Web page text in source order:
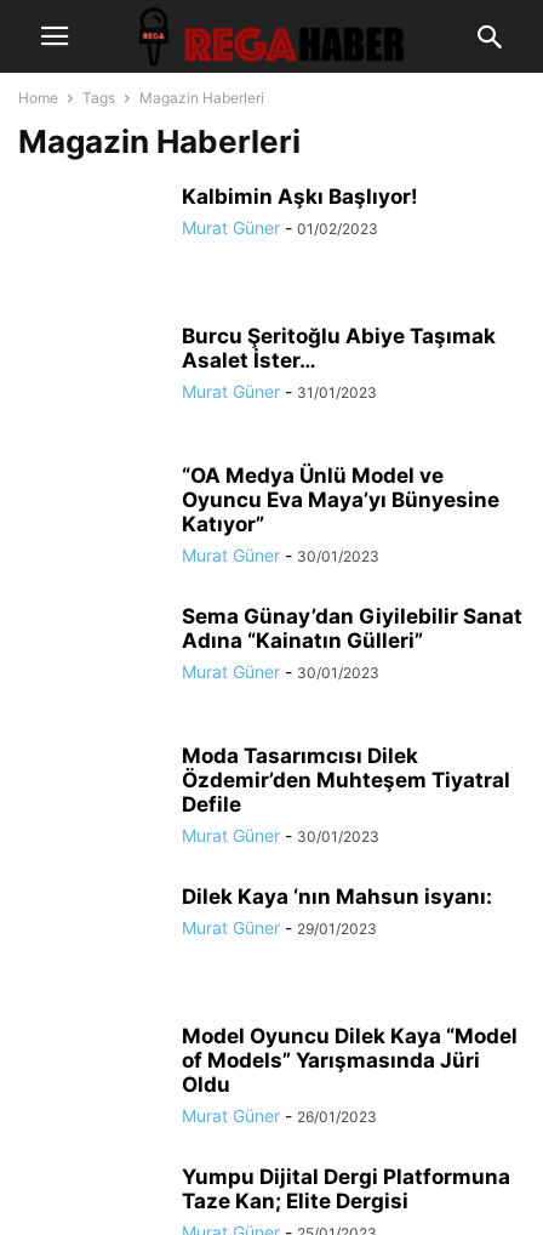
Home Tags Magazin Haberleri
Magazin Haberleri
Kalbimin Aşkı Başlıyor!
Murat Güner - 01/02/2023
Burcu Şeritoğlu Abiye Taşımak
Asalet İster…
Murat Güner - 31/01/2023
“OA Medya Ünlü Model ve
Oyuncu Eva Maya’yı Bünyesine
Katıyor”
Murat Güner - 30/01/2023
Sema Günay’dan Giyilebilir Sanat
Adına “Kainatın Gülleri”
Murat Güner - 30/01/2023
Moda Tasarımcısı Dilek
Özdemir’den Muhteşem Tiyatral
Defile
Murat Güner - 30/01/2023
Dilek Kaya ‘nın Mahsun isyanı:
Murat Güner - 29/01/2023
Model Oyuncu Dilek Kaya “Model
of Models” Yarışmasında Jüri
Oldu
Murat Güner - 26/01/2023
Yumpu Dijital Dergi Platformuna
Taze Kan; Elite Dergisi